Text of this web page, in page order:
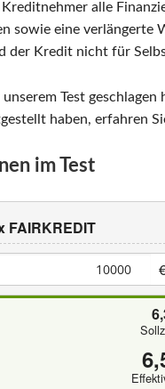
alle
sowie eine
der Kredit nicht für
Test
haben, erfahren
im Test
FAIRKREDIT